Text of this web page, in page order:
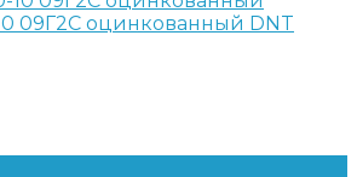
09Г2С оцинкованный DNT